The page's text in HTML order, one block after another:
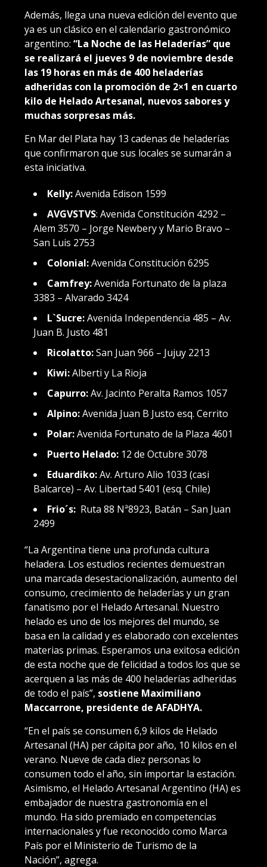
Además, llega una nueva edición del evento que
ya es un clásico en el calendario gastronómico
argentino: “La Noche de las Heladerías” que
se realizará el jueves 9 de noviembre desde
las 19 horas en más de 400 heladerías
adheridas con la promoción de 2×1 en cuarto
kilo de Helado Artesanal, nuevos sabores y
muchas sorpresas más.
En Mar del Plata hay 13 cadenas de heladerías
que confirmaron que sus locales se sumarán a
esta iniciativa.
Kelly:Avenida Edison 1599
AVGVSTVS: Avenida Constitución 4292 –
Alem 3570 – Jorge Newbery y Mario Bravo –
San Luis 2753
Colonial:Avenida Constitución 6295
Camfrey:Avenida Fortunato de la plaza
3383 – Alvarado 3424
L`Sucre:Avenida Independencia 485 – Av.
Juan B. Justo 481
Ricolatto:San Juan 966 – Jujuy 2213
Kiwi:Alberti y La Rioja
Capurro:Av. Jacinto Peralta Ramos 1057
Alpino:Avenida Juan B Justo esq. Cerrito
Polar:Avenida Fortunato de la Plaza 4601
Puerto Helado: 12 de Octubre 3078
Eduardiko:Av. Arturo Alio 1033 (casi
Balcarce) – Av. Libertad 5401 (esq. Chile)
Frio´s: Ruta 88 Nª8923, Batán – San Juan
2499
“La Argentina tiene una profunda cultura
heladera. Los estudios recientes demuestran
una marcada desestacionalización, aumento del
consumo, crecimiento de heladerías y un gran
fanatismo por el Helado Artesanal. Nuestro
helado es uno de los mejores del mundo, se
basa en la calidad y es elaborado con excelentes
materias primas. Esperamos una exitosa edición
de esta noche que de felicidad a todos los que se
acerquen a las más de 400 heladerías adheridas
de todo el país”, sostiene Maximiliano
Maccarrone, presidente de AFADHYA.
“En el país se consumen 6,9 kilos de Helado
Artesanal (HA) per cápita por año, 10 kilos en el
verano. Nueve de cada diez personas lo
consumen todo el año, sin importar la estación.
Asimismo, el Helado Artesanal Argentino (HA) es
embajador de nuestra gastronomía en el
mundo. Ha sido premiado en competencias
internacionales y fue reconocido como Marca
País por el Ministerio de Turismo de la
Nación”, agrega.